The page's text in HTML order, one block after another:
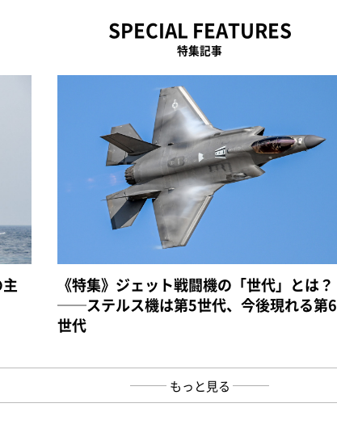
SPECIAL FEATURES
特集記事
《特集》ジェット戦闘機の「世代」とは？
──ステルス機は第5世代、今後現れる第6
世代
もっと見る